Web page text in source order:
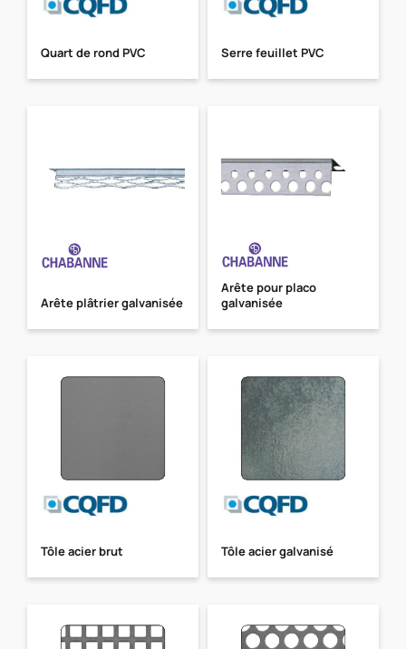
Quart de rond PVC Serre feuillet PVC
Arête plâtrier galvanisée
Arête pour placo
galvanisée
Tôle acier brut Tôle acier galvanisé